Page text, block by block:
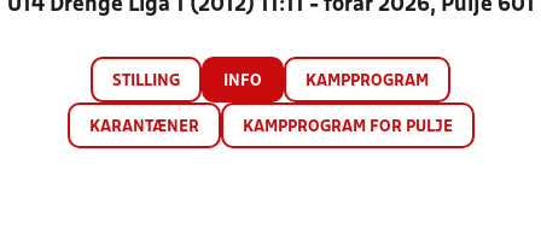
U14 Drenge Liga 1 (2012) 11:11 - forår 2026, Pulje 601
STILLING INFO KAMPPROGRAM
KARANTÆNER KAMPPROGRAM FOR PULJE